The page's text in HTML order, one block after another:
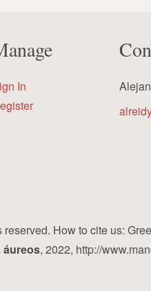
In
How to cite us:
áureos, 2022, http://